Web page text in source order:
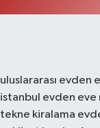
uluslararası evden
istanbul evden eve
tekne kiralama